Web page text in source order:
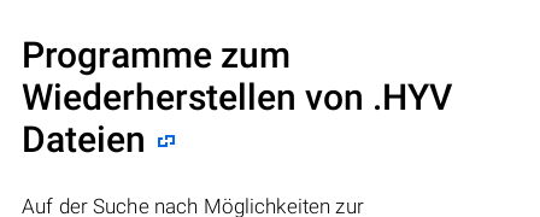
Programme zum
Wiederherstellen von .HYV
Dateien
Auf der Suche nach Möglichkeiten zur